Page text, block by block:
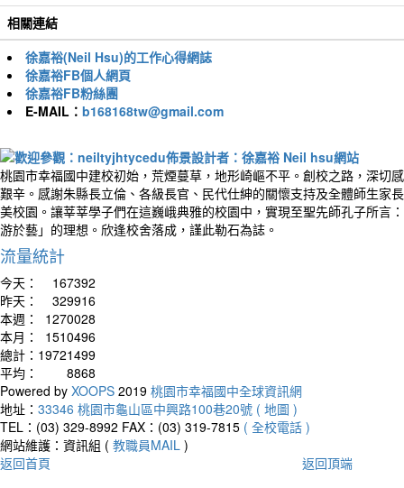
相關連結
徐嘉裕(Neil Hsu)的工作心得網誌
徐嘉裕FB個人網頁
徐嘉裕FB粉絲團
E-MAIL： b168168tw@gmail.com
桃園市幸福國中建校初始，荒煙蔓草，地形崎嶇不平。創校之路，深切
艱辛。感謝朱縣長立倫、各級長官、民代仕紳的關懷支持及全體師生家
美校園。讓莘莘學子們在這巍峨典雅的校園中，實現至聖先師孔子所言
游於藝」的理想。欣逢校舍落成，謹此勒石為誌。
流量統計
今天：
167392
昨天：
329916
本週：
1270028
本月：
1510496
總計： 19721499
平均：
8868
Powered by XOOPS 2019 桃園市幸福國中全球資訊網
地址： 33346 桃園市龜山區中興路100巷20號 ( 地圖 )
TEL：(03) 329-8992 FAX：(03) 319-7815 ( 全校電話 )
網站維護：資訊組 ( 教職員MAIL )
返回首頁
返回頂端